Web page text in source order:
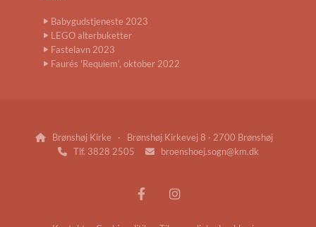
Babygudstjeneste 2023
LEGO alterbuketter
Fastelavn 2023
Faurés 'Requiem', oktober 2022
Brønshøj Kirke · Brønshøj Kirkevej 8 · 2700 Brønshøj
Tlf. 3828 2505 broenshoej.sogn@km.dk